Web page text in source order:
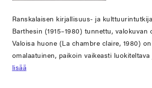
Ranskalaisen kirjallisuus- ja
Barthesin (1915–1980) tunnettu, valokuvan
Valoisa huone (La chambre claire, 1980)
omalaatuinen, paikoin vaikeasti
lisää